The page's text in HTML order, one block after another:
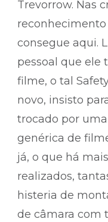
Trevorrow. Nas
consegue aqui.
pessoal que ele
filme, o tal
novo, insisto
trocado por
genérica de
já, o que há
realizados,
histeria de
de câmara com